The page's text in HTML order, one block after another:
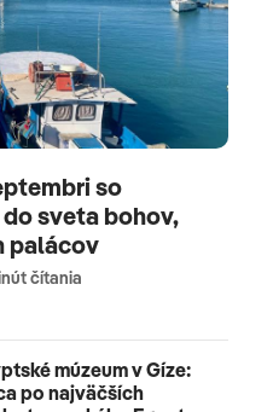
so
sveta bohov,
palácov
čítania
múzeum v Gíze:
po najväčších